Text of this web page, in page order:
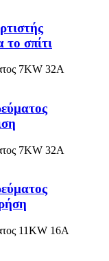
το σπίτι